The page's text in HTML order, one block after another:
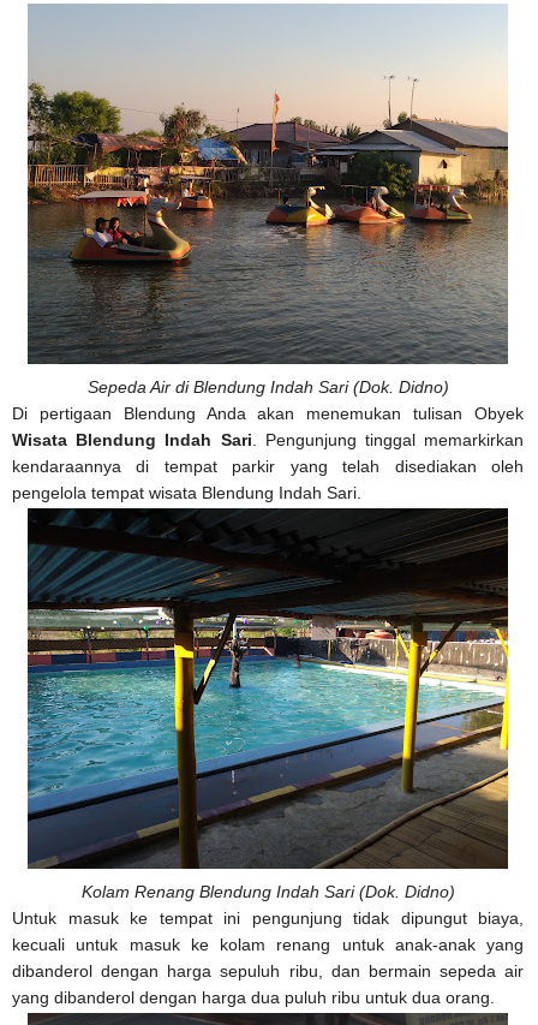
Sepeda Air di Blendung Indah Sari (Dok. Didno)
Di pertigaan Blendung Anda akan menemukan tulisan Obyek
Wisata Blendung Indah Sari . Pengunjung tinggal memarkirkan
kendaraannya di tempat parkir yang telah disediakan oleh
pengelola tempat wisata Blendung Indah Sari.
Kolam Renang Blendung Indah Sari (Dok. Didno)
Untuk masuk ke tempat ini pengunjung tidak dipungut biaya,
kecuali untuk masuk ke kolam renang untuk anak-anak yang
dibanderol dengan harga sepuluh ribu, dan bermain sepeda air
yang dibanderol dengan harga dua puluh ribu untuk dua orang.